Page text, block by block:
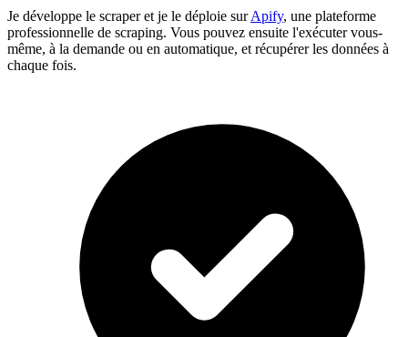
Je développe le scraper et je le déploie surApify, une plateforme
professionnelle de scraping. Vous pouvez ensuite l'exécuter vous-
même, à la demande ou en automatique, et récupérer les données à
chaque fois.